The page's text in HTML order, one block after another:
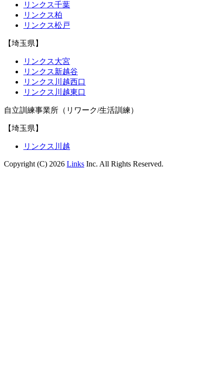
リンクス千葉
リンクス柏
リンクス松戸
【埼玉県】
リンクス大宮
リンクス新越谷
リンクス川越西口
リンクス川越東口
自立訓練事業所（リワーク/生活訓練）
【埼玉県】
リンクス川越
Copyright (C) 2026 Links Inc. All Rights Reserved.